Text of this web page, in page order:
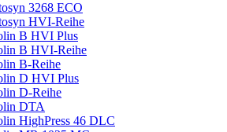
3268 ECO
HVI-Reihe
B HVI Plus
B HVI-Reihe
B-Reihe
D HVI Plus
D-Reihe
DTA
HighPress 46 DLC